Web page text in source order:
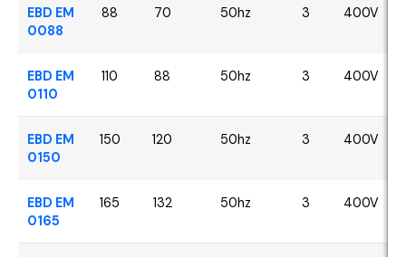
EBD EM
0088
88 70 50hz 3 400V
EBD EM
0110
110 88 50hz 3 400V
EBD EM
0150
150 120 50hz 3 400V
EBD EM
0165
165 132 50hz 3 400V